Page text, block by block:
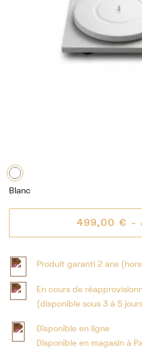
Blanc
499,00 € -
Produit garanti 2 ans
En cours de
(disponible sous 3 à 5
Disponible en ligne
Disponible en magasin à